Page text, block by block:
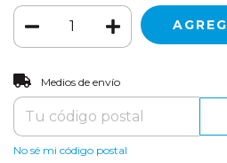
Entregas para el CP:
Medios de envío
No sé mi código postal